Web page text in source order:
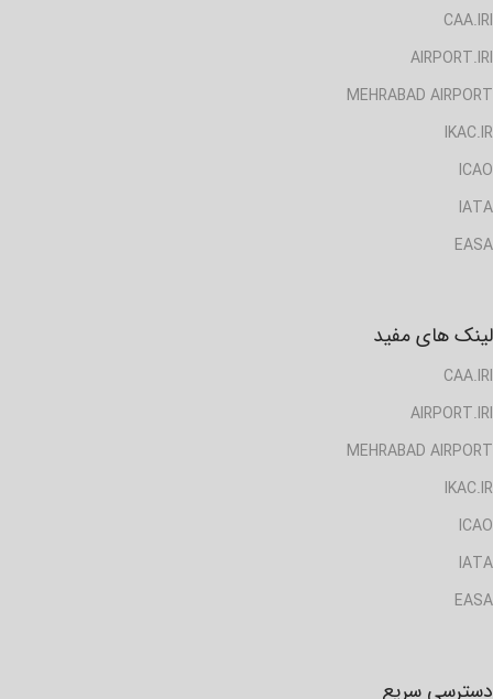
CAA.IRI
AIRPORT.IRI
MEHRABAD AIRPORT
IKAC.IR
ICAO
IATA
EASA
لینک های مفید
CAA.IRI
AIRPORT.IRI
MEHRABAD AIRPORT
IKAC.IR
ICAO
IATA
EASA
دسترسی سریع